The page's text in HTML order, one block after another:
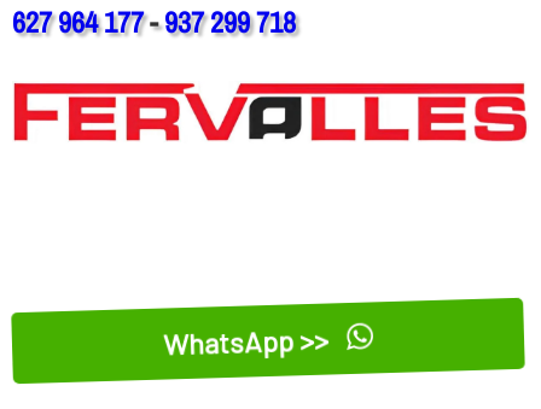
627 964 177-937 299 718
WhatsApp >>